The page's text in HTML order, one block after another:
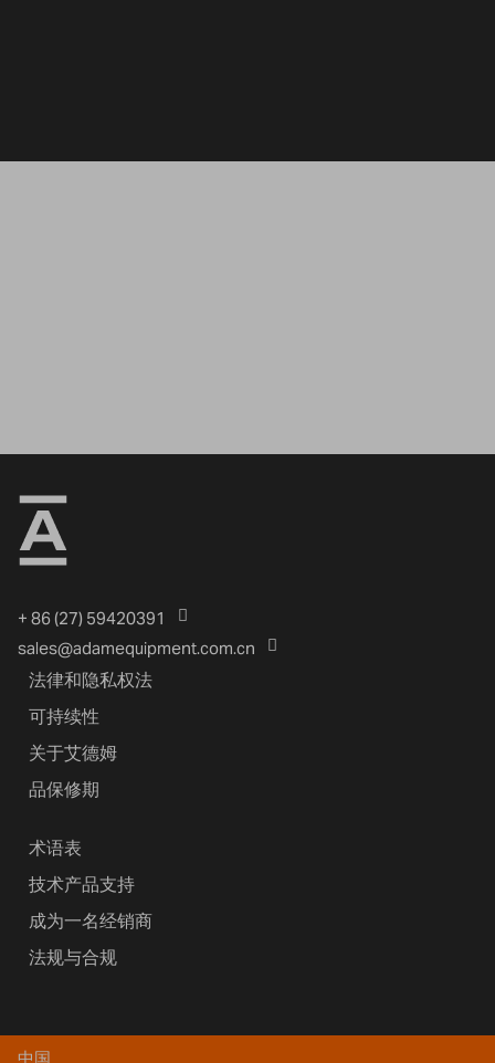
+ 86 (27) 59420391
sales@adamequipment.com.cn
法律和隐私权法
可持续性
关于艾德姆
品保修期
术语表
技术产品支持
成为一名经销商
法规与合规
中国